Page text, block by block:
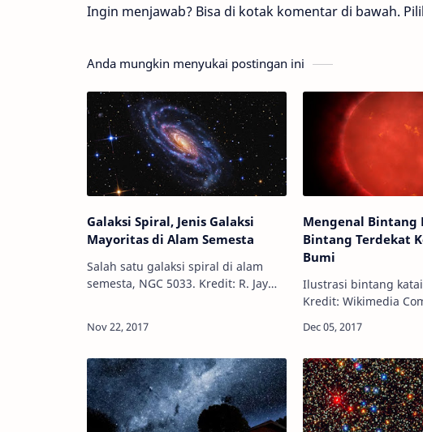
Ingin menjawab? Bisa di kotak komentar di bawah.
Anda mungkin menyukai postingan ini
Galaksi Spiral, Jenis Galaksi
Mayoritas di Alam Semesta
Salah satu galaksi spiral di alam
semesta, NGC 5033. Kredit: R. Jay
di alam semesta; spiral, elips, dan
Mengenal Bintang
Bintang Terdekat
Bumi
Ilustrasi bintang
Kredit: Wikimedia
bintang di alam
Matahari, lal…